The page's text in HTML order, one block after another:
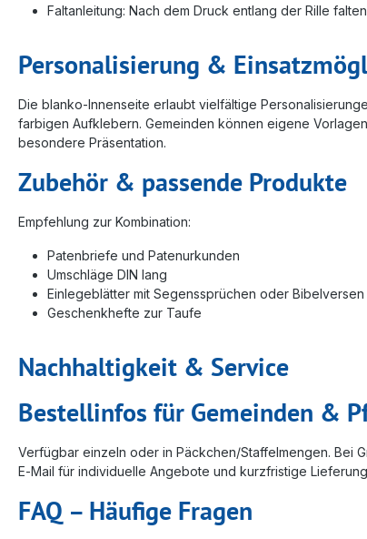
Faltanleitung: Nach dem Druck entlang der Rille
Personalisierung &
Die blanko-Innenseite erlaubt vielfältige
farbigen Aufklebern. Gemeinden können eigene
besondere Präsentation.
Zubehör & passende Produkte
Empfehlung zur Kombination:
Patenbriefe und Patenurkunden
Umschläge DIN lang
Einlegeblätter mit Segenssprüchen oder Bibelversen
Geschenkhefte zur Taufe
Nachhaltigkeit & Service
Bestellinfos für Gemeinden &
Verfügbar einzeln oder in Päckchen/Staffelmengen. Bei
E‑Mail für individuelle Angebote und kurzfristige
FAQ – Häufige Fragen